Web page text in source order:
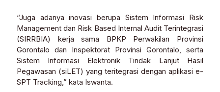
“Juga adanya inovasi berupa Sistem Informasi Risk
Management dan Risk Based Internal Audit Terintegrasi
(SIRRBIA) kerja sama BPKP Perwakilan Provinsi
Gorontalo dan Inspektorat Provinsi Gorontalo, serta
Sistem Informasi Elektronik Tindak Lanjut Hasil
Pegawasan (siLET) yang teritegrasi dengan aplikasi e-
SPT Tracking,” kata Iswanta.